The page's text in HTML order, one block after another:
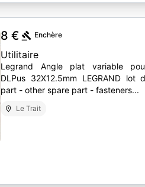
8 € Enchère
Utilitaire
Legrand Angle plat variable
DLPus 32X12.5mm LEGRAND lot
part - other spare part - fasteners...
Le Trait